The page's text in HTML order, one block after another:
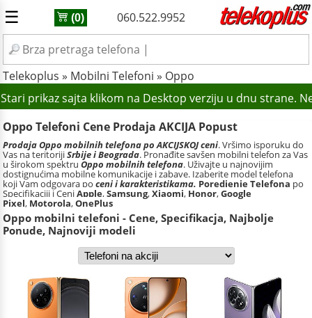
☰ (0) 060.522.9952
Telekoplus » Mobilni Telefoni » Oppo
prikaz sajta klikom na Desktop verziju u dnu strane.
Oppo Telefoni Cene Prodaja AKCIJA Popust
Prodaja Oppo mobilnih telefona po AKCIJSKOJ ceni. Vršimo isporuku do
Vas na teritorijiSrbije i Beograda. Pronađite savšen mobilni telefon za Vas
u širokom spektru Oppo mobilnih telefona. Uživajte u najnovijim
dostignućima mobilne komunikacije i zabave. Izaberite model telefona
koji Vam odgovara po ceni i karakteristikama. Poredjenje Telefona po
Specifikaciji i CeniApple,Samsung,Xiaomi, Honor,Google
Pixel, Motorola,OnePlus
Oppo mobilni telefoni - Cene, Specifikacja, Najbolje
Ponude, Najnoviji modeli